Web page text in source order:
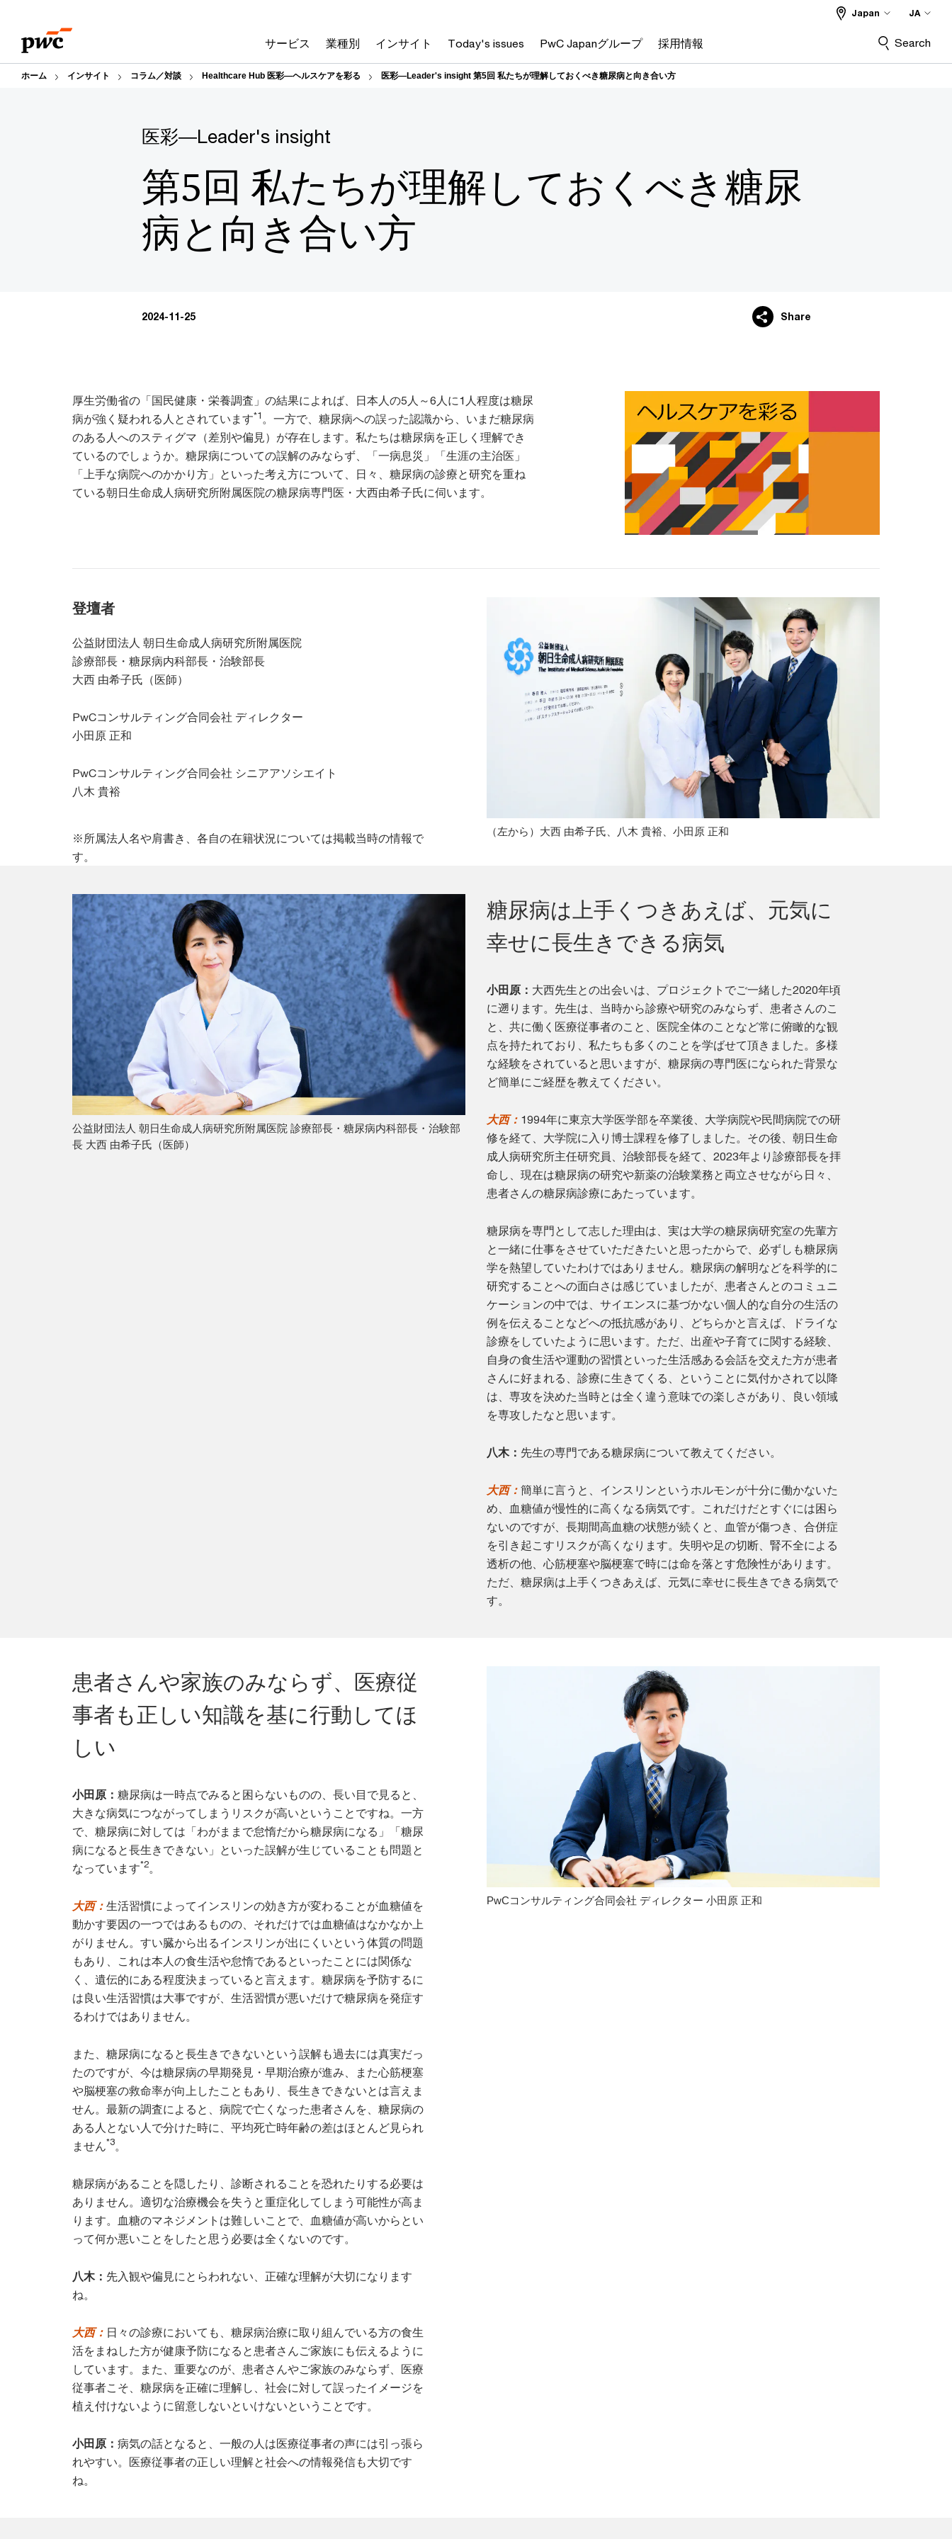
content
footer
サービス 業種別 インサイト Today's issues PwC Japanグループ 採用情報
Japan JA
Search
ホーム インサイト コラム／対談 Healthcare Hub 医彩―ヘルスケアを彩る 医彩―Leader's insight 第5回 私たちが理解しておくべき糖尿病と向き合い方
医彩―Leader's insight
第5回 私たちが理解しておくべき糖尿
病と向き合い方
2024-11-25 Share
厚生労働省の「国民健康・栄養調査」の結果によれば、日本人の5人～6人に1人程度は糖尿
病が強く疑われる人とされています*1 。一方で、糖尿病への誤った認識から、いまだ糖尿病
のある人へのスティグマ（差別や偏見）が存在します。私たちは糖尿病を正しく理解でき
ているのでしょうか。糖尿病についての誤解のみならず、「一病息災」「生涯の主治医」
「上手な病院へのかかり方」といった考え方について、日々、糖尿病の診療と研究を重ね
ている朝日生命成人病研究所附属医院の糖尿病専門医・大西由希子氏に伺います。
登壇者
公益財団法人 朝日生命成人病研究所附属医院
診療部長・糖尿病内科部長・治験部長
大西 由希子氏（医師）
PwCコンサルティング合同会社 ディレクター
小田原 正和
PwCコンサルティング合同会社 シニアアソシエイト
八木 貴裕
※所属法人名や肩書き、各自の在籍状況については掲載当時の情報で
す。
（左から）大西 由希子氏、八木 貴裕、小田原 正和
公益財団法人 朝日生命成人病研究所附属医院 診療部長・糖尿病内科部長・治験部
長 大西 由希子氏（医師）
糖尿病は上手くつきあえば、元気に
幸せに長生きできる病気
小田原： 大西先生との出会いは、プロジェクトでご一緒した2020年頃
に遡ります。先生は、当時から診療や研究のみならず、患者さんのこ
と、共に働く医療従事者のこと、医院全体のことなど常に俯瞰的な観
点を持たれており、私たちも多くのことを学ばせて頂きました。多様
な経験をされていると思いますが、糖尿病の専門医になられた背景な
ど簡単にご経歴を教えてください。
大西： 1994年に東京大学医学部を卒業後、大学病院や民間病院での研
修を経て、大学院に入り博士課程を修了しました。その後、朝日生命
成人病研究所主任研究員、治験部長を経て、2023年より診療部長を拝
命し、現在は糖尿病の研究や新薬の治験業務と両立させながら日々、
患者さんの糖尿病診療にあたっています。
糖尿病を専門として志した理由は、実は大学の糖尿病研究室の先輩方
と一緒に仕事をさせていただきたいと思ったからで、必ずしも糖尿病
学を熱望していたわけではありません。糖尿病の解明などを科学的に
研究することへの面白さは感じていましたが、患者さんとのコミュニ
ケーションの中では、サイエンスに基づかない個人的な自分の生活の
例を伝えることなどへの抵抗感があり、どちらかと言えば、ドライな
診療をしていたように思います。ただ、出産や子育てに関する経験、
自身の食生活や運動の習慣といった生活感ある会話を交えた方が患者
さんに好まれる、診療に生きてくる、ということに気付かされて以降
は、専攻を決めた当時とは全く違う意味での楽しさがあり、良い領域
を専攻したなと思います。
八木： 先生の専門である糖尿病について教えてください。
大西： 簡単に言うと、インスリンというホルモンが十分に働かないた
め、血糖値が慢性的に高くなる病気です。これだけだとすぐには困ら
ないのですが、長期間高血糖の状態が続くと、血管が傷つき、合併症
を引き起こすリスクが高くなります。失明や足の切断、腎不全による
透析の他、心筋梗塞や脳梗塞で時には命を落とす危険性があります。
ただ、糖尿病は上手くつきあえば、元気に幸せに長生きできる病気で
す。
患者さんや家族のみならず、医療従
事者も正しい知識を基に行動してほ
しい
小田原： 糖尿病は一時点でみると困らないものの、長い目で見ると、
大きな病気につながってしまうリスクが高いということですね。一方
で、糖尿病に対しては「わがままで怠惰だから糖尿病になる」「糖尿
病になると長生きできない」といった誤解が生じていることも問題と
なっています*2
大西： 生活習慣によってインスリンの効き方が変わることが血糖値を
動かす要因の一つではあるものの、それだけでは血糖値はなかなか上
がりません。すい臓から出るインスリンが出にくいという体質の問題
もあり、これは本人の食生活や怠惰であるといったことには関係な
く、遺伝的にある程度決まっていると言えます。糖尿病を予防するに
は良い生活習慣は大事ですが、生活習慣が悪いだけで糖尿病を発症す
るわけではありません。
また、糖尿病になると長生きできないという誤解も過去には真実だっ
たのですが、今は糖尿病の早期発見・早期治療が進み、また心筋梗塞
や脳梗塞の救命率が向上したこともあり、長生きできないとは言えま
せん。最新の調査によると、病院で亡くなった患者さんを、糖尿病の
ある人とない人で分けた時に、平均死亡時年齢の差はほとんど見られ
ません *3
糖尿病があることを隠したり、診断されることを恐れたりする必要は
ありません。適切な治療機会を失うと重症化してしまう可能性が高ま
ります。血糖のマネジメントは難しいことで、血糖値が高いからとい
って何か悪いことをしたと思う必要は全くないのです。
八木： 先入観や偏見にとらわれない、正確な理解が大切になります
ね。
大西： 日々の診療においても、糖尿病治療に取り組んでいる方の食生
活をまねした方が健康予防になると患者さんご家族にも伝えるように
しています。また、重要なのが、患者さんやご家族のみならず、医療
従事者こそ、糖尿病を正確に理解し、社会に対して誤ったイメージを
植え付けないように留意しないといけないということです。
小田原： 病気の話となると、一般の人は医療従事者の声には引っ張ら
れやすい。医療従事者の正しい理解と社会への情報発信も大切です
ね。
PwCコンサルティング合同会社 ディレクター 小田原 正和